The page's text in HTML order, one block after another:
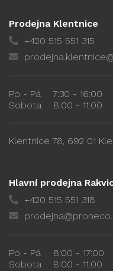
Prodejna Klentnice
+420 515 551 315
Po - Pá
7:30 - 16:00
Sobota
8:00 - 11:00
Klentnice 78, 692 01
Hlavní prodejna
+420 515 551 318
Po - Pá
8:00 - 17:00
Sobota
8:00 - 11:00